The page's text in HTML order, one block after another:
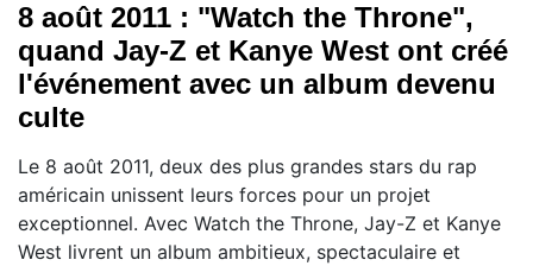
8 août 2011 : "Watch the Throne",
quand Jay-Z et Kanye West ont créé
l'événement avec un album devenu
culte
Le 8 août 2011, deux des plus grandes stars du rap
américain unissent leurs forces pour un projet
exceptionnel. Avec Watch the Throne, Jay-Z et Kanye
West livrent un album ambitieux, spectaculaire et